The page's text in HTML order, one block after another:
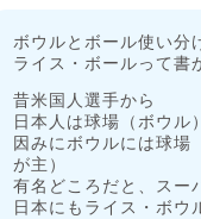
ボウルとボール使い分
ライス・ボールって書
昔米国人選手から
日本人は球場（ボウル
因みにボウルには球場
が主）
有名どころだと、スー
日本にもライス・ボウ